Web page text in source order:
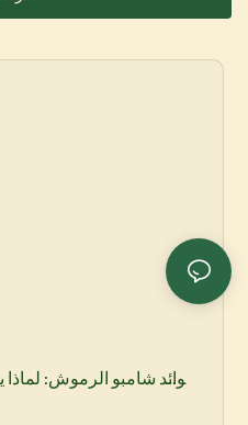
يُرمم ويُجدد الشعر بفيتامينات الكافيار الطبيعية وأوميغا 3.
فوائد شامبو الرموش: